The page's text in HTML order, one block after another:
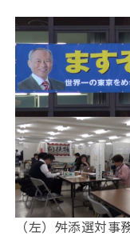
（左）舛添選対